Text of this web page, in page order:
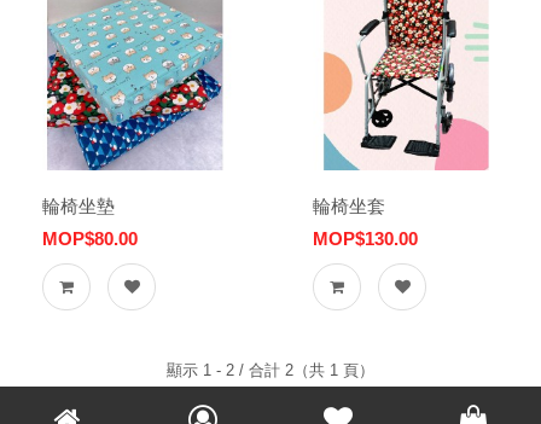
輪椅坐墊
MOP$80.00
輪椅坐套
MOP$130.00
顯示 1 - 2 / 合計 2（共 1 頁）